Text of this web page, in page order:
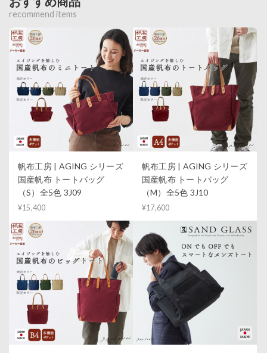
recommend items
帆布工房 | AGING シリーズ
国産帆布 トートバッグ
（S）全5色 3J09
¥15,400
帆布工房 | AGING シリーズ
国産帆布 トートバッグ
（M）全5色 3J10
¥17,600